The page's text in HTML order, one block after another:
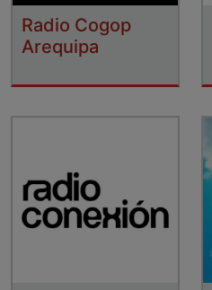
Radio Cogop
Arequipa